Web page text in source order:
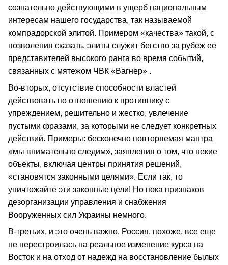
сознательно действующими в ущерб национальным
интересам нашего государства, так называемой
компрадорской элитой. Примером «качества» такой, с
позволения сказать, элиты служит бегство за рубеж ее
представителей высокого ранга во время событий,
связанных с мятежом ЧВК «Вагнер» .
Во-вторых, отсутствие способности властей
действовать по отношению к противнику с
упреждением, решительно и жестко, увлечение
пустыми фразами, за которыми не следует конкретных
действий. Примеры: бесконечно повторяемая мантра
«мы внимательно следим», заявления о том, что некие
объекты, включая центры принятия решений,
«становятся законными целями». Если так, то
уничтожайте эти законные цели! Но пока признаков
дезорганизации управления и снабжения
Вооруженных сил Украины немного.
В-третьих, и это очень важно, Россия, похоже, все еще
не перестроилась на реальное изменение курса на
Восток и на отход от надежд на восстановление былых